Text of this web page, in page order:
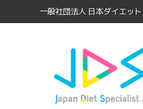
一般社団法人 日本ダイエッ